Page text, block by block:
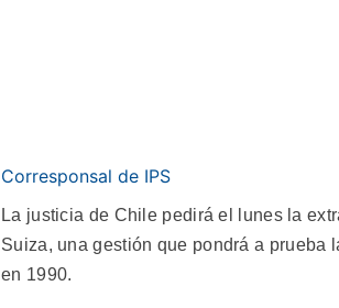
Corresponsal de IPS
La justicia de Chile pedirá el lunes la
Suiza, una gestión que pondrá a prueba
en 1990.